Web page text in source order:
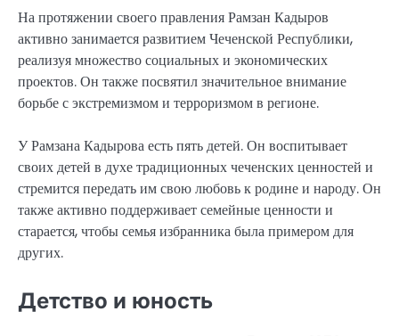
На протяжении своего правления Рамзан Кадыров
активно занимается развитием Чеченской Республики,
реализуя множество социальных и экономических
проектов. Он также посвятил значительное внимание
борьбе с экстремизмом и терроризмом в регионе.
У Рамзана Кадырова есть пять детей. Он воспитывает
своих детей в духе традиционных чеченских ценностей и
стремится передать им свою любовь к родине и народу. Он
также активно поддерживает семейные ценности и
старается, чтобы семья избранника была примером для
других.
Детство и юность